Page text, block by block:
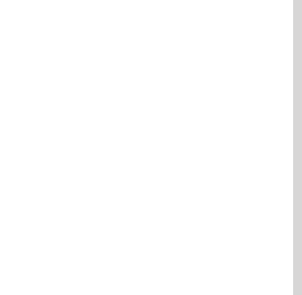
光源固化机365nm紫外线uv胶
光源照射机4通道包邮